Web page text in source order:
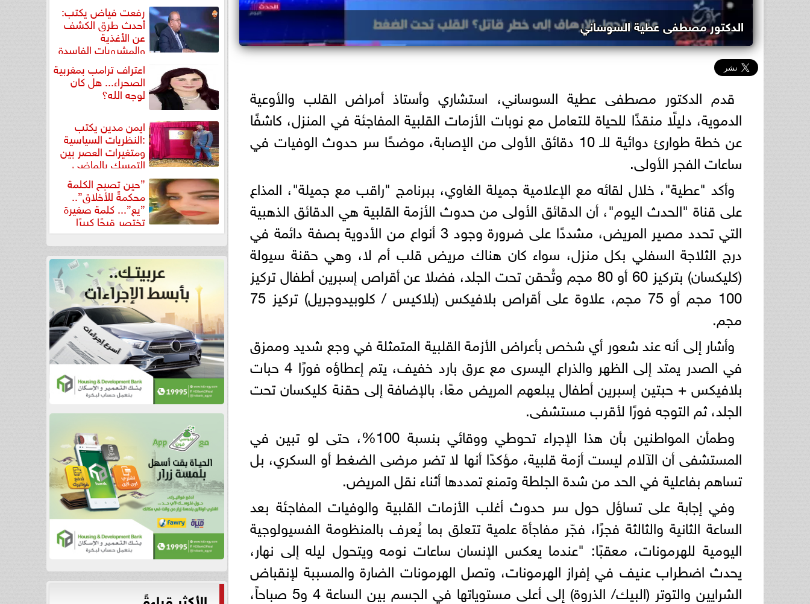
الدكتور مصطفى عطية السوساني
قدم الدكتور مصطفى عطية السوساني، استشاري وأستاذ أمراض القلب والأوعية
الدموية، دليلًا منقذًا للحياة للتعامل مع نوبات الأزمات القلبية المفاجئة في المنزل، كاشفًا
عن خطة طوارئ دوائية للـ 10 دقائق الأولى من الإصابة، موضحًا سر حدوث الوفيات في
ساعات الفجر الأولى.
وأكد "عطية"، خلال لقائه مع الإعلامية جميلة الغاوي، ببرنامج "راقب مع جميلة"، المذاع
على قناة "الحدث اليوم"، أن الدقائق الأولى من حدوث الأزمة القلبية هي الدقائق الذهبية
التي تحدد مصير المريض، مشددًا على ضرورة وجود 3 أنواع من الأدوية بصفة دائمة في
درج الثلاجة السفلي بكل منزل، سواء كان هناك مريض قلب أم لا، وهي حقنة سيولة
(كليكسان) بتركيز 60 أو 80 مجم وتُحقن تحت الجلد، فضلا عن أقراص إسبرين أطفال تركيز
100 مجم أو 75 مجم، علاوة على أقراص بلافيكس (بلاكيس / كلوبيدوجريل) تركيز 75
مجم.
وأشار إلى أنه عند شعور أي شخص بأعراض الأزمة القلبية المتمثلة في وجع شديد وممزق
في الصدر يمتد إلى الظهر والذراع اليسرى مع عرق بارد خفيف، يتم إعطاؤه فورًا 4 حبات
بلافيكس + حبتين إسبرين أطفال يبلعهم المريض معًا، بالإضافة إلى حقنة كليكسان تحت
الجلد، ثم التوجه فورًا لأقرب مستشفى.
وطمأن المواطنين بأن هذا الإجراء تحوطي ووقائي بنسبة 100%، حتى لو تبين في
المستشفى أن الآلام ليست أزمة قلبية، مؤكدًا أنها لا تضر مرضى الضغط أو السكري، بل
تساهم بفاعلية في الحد من شدة الجلطة وتمنع تمددها أثناء نقل المريض.
وفي إجابة على تساؤل حول سر حدوث أغلب الأزمات القلبية والوفيات المفاجئة بعد
الساعة الثانية والثالثة فجرًا، فجّر مفاجأة علمية تتعلق بما يُعرف بالمنظومة الفسيولوجية
اليومية للهرمونات، معقبًا: "عندما يعكس الإنسان ساعات نومه ويتحول ليله إلى نهار،
يحدث اضطراب عنيف في إفراز الهرمونات، وتصل الهرمونات الضارة والمسببة لإنقباض
الشرايين والتوتر (البيك/ الذروة) إلى أعلى مستوياتها في الجسم بين الساعة 4 و5 صباحاً،
رفعت فياض يكتب:
أحدث طرق الكشف
عن الأغذية
والمشروبات الفاسدة
اعتراف ترامب بمغربية
الصحراء... هل كان
لوجه الله؟
ايمن مدين يكتب
:النظريات السياسية
ومتغيرات العصر بين
التمسك بالماضي
ومواجهة تحديات...”حين تصبح الكلمة
محكمةً للأخلاق”..
”يع”... كلمة صغيرة
تختصر قبحًا كبيرًا